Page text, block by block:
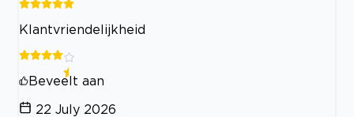
Klantvriendelijkheid
Beveelt aan
22 July 2026